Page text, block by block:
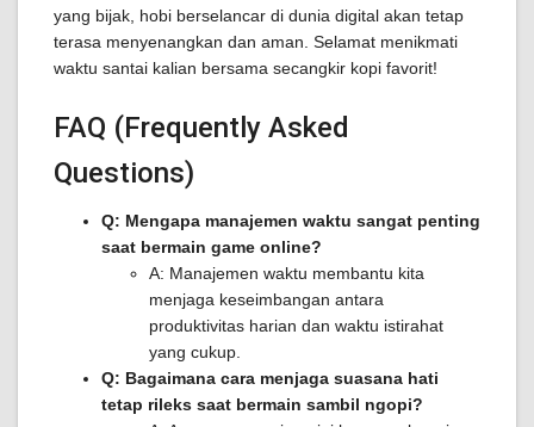
yang bijak, hobi berselancar di dunia digital akan tetap
terasa menyenangkan dan aman. Selamat menikmati
waktu santai kalian bersama secangkir kopi favorit!
FAQ (Frequently Asked
Questions)
Q: Mengapa manajemen waktu sangat penting
saat bermain game online?
A: Manajemen waktu membantu kita
menjaga keseimbangan antara
produktivitas harian dan waktu istirahat
yang cukup.
Q: Bagaimana cara menjaga suasana hati
tetap rileks saat bermain sambil ngopi?